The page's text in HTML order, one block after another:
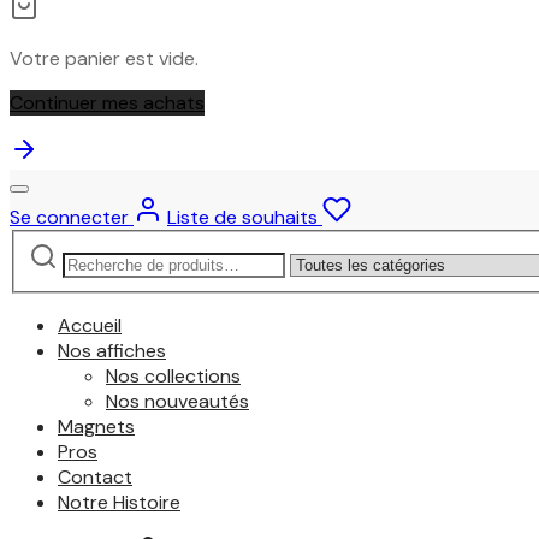
Votre panier est vide.
Continuer mes achats
Se connecter
Liste de souhaits
Recherche
pour :
Narrow
by
category:
Accueil
Nos affiches
Nos collections
Nos nouveautés
Magnets
Pros
Contact
Notre Histoire